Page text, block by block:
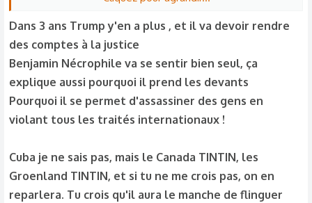
il faut que l europe agisse et contre trump pas jouer avec
lui bush voulait l irak pour son petrole trump voulait l iran il
n en a rien a foutre des gens qui y vivent
la coupe du monde de foot aux etats unis n a plus lieu d
etre il faut annuler tout ca ne pas donner une legitimiter a
tout ce que fait trump
patron de la fifa est un pote a trump
comment peux t on donner un prix de la paix a un va t en
guerre comme trump
Dans 3 ans Trump y'en a plus , et il va devoir rendre
des comptes à la justice
Benjamin Nécrophile va se sentir bien seul, ça
explique aussi pourquoi il prend les devants
Pourquoi il se permet d'assassiner des gens en
violant tous les traités internationaux !
Cuba je ne sais pas, mais le Canada TINTIN, les
Groenland TINTIN, et si tu ne me crois pas, on en
reparlera. Tu crois qu'il aura le manche de flinguer